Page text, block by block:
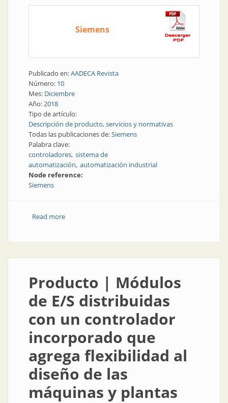
Siemens
Publicado en:AADECA Revista
Número: 10
Mes: Diciembre
Año:2018
Tipo de artículo:
Descripción de producto, servicios y normativas
Todas las publicaciones de:Siemens
Palabra clave:
controladores sistema de
automatización automatización industrial
Node reference:
Siemens
Read moreabout La fábrica del futuro | Cuatro formas de
Producto | Módulos
de E/S distribuidas
con un controlador
incorporado que
agrega flexibilidad al
diseño de las
máquinas y plantas